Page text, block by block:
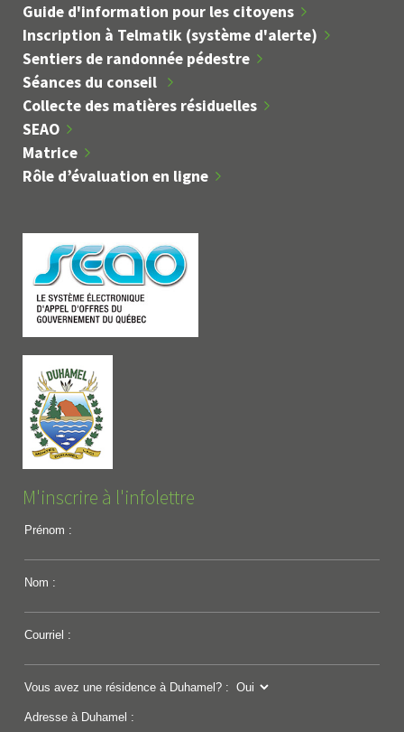
Guide d'information pour les citoyens
Inscription à Telmatik (système d'alerte)
Sentiers de randonnée pédestre
Séances du conseil
Collecte des matières résiduelles
SEAO
Matrice
Rôle d’évaluation en ligne
M'inscrire à l'infolettre
Prénom :
Nom :
Courriel :
Vous avez une résidence à Duhamel? :
Adresse à Duhamel :